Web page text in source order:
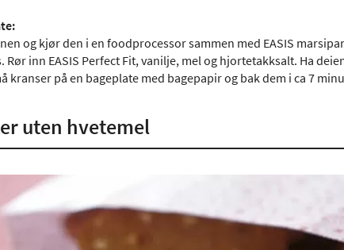
og kjør den i en foodprocessor sammen med EASIS
Rør inn EASIS Perfect Fit, vanilje, mel og hjortetakksalt. Ha
kranser på en bageplate med bagepapir og bak dem i ca 7
uten hvetemel